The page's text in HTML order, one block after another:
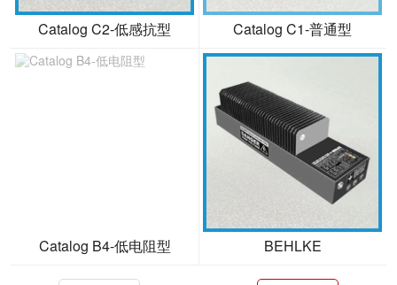
Catalog C2-低感抗型 Catalog C1-普通型
Catalog B4-低电阻型 BEHLKE